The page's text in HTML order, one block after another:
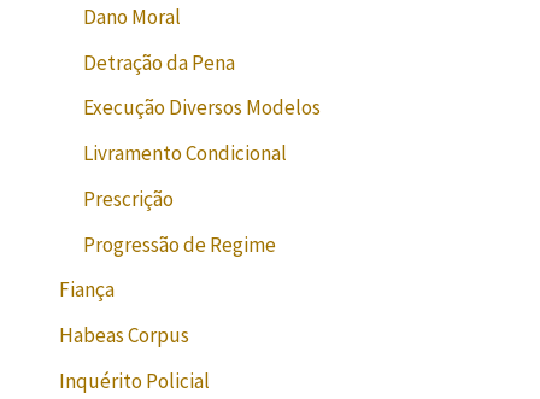
Dano Moral
Detração da Pena
Execução Diversos Modelos
Livramento Condicional
Prescrição
Progressão de Regime
Fiança
Habeas Corpus
Inquérito Policial